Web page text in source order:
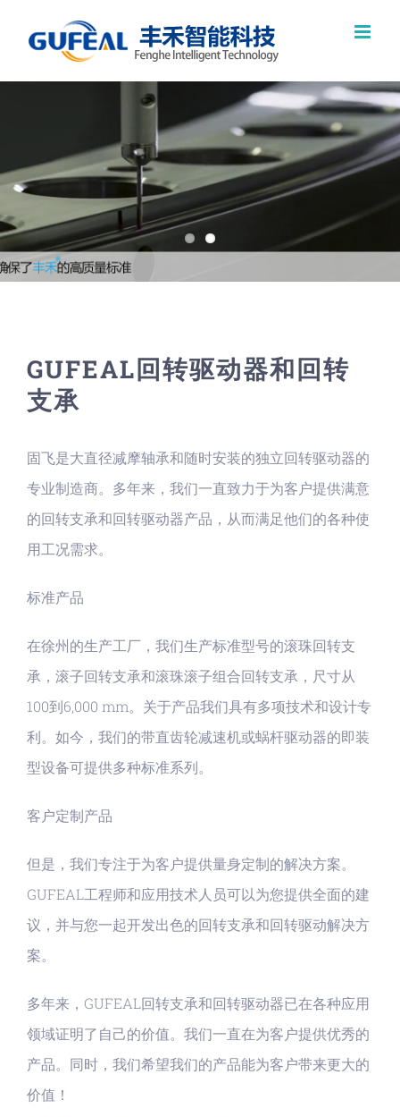
GUFEAL回转驱动器和回转
支承
固飞是大直径减摩轴承和随时安装的独立回转驱动器的
专业制造商。多年来，我们一直致力于为客户提供满意
的回转支承和回转驱动器产品，从而满足他们的各种使
用工况需求。
标准产品
在徐州的生产工厂，我们生产标准型号的滚珠回转支
承，滚子回转支承和滚珠滚子组合回转支承，尺寸从
100到6,000 mm。关于产品我们具有多项技术和设计专
利。如今，我们的带直齿轮减速机或蜗杆驱动器的即装
型设备可提供多种标准系列。
客户定制产品
但是，我们专注于为客户提供量身定制的解决方案。
GUFEAL工程师和应用技术人员可以为您提供全面的建
议，并与您一起开发出色的回转支承和回转驱动解决方
案。
多年来，GUFEAL回转支承和回转驱动器已在各种应用
领域证明了自己的价值。我们一直在为客户提供优秀的
产品。同时，我们希望我们的产品能为客户带来更大的
价值！